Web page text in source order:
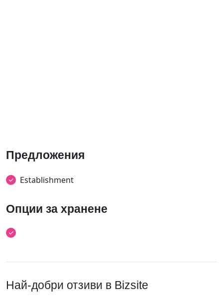
Предложения
Establishment
Опции за хранене
Най-добри отзиви в Bizsite